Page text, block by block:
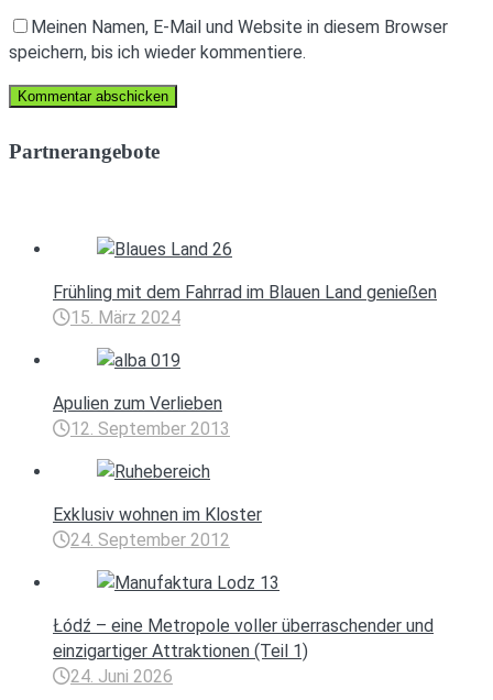
Meinen Namen, E-Mail und Website in diesem Browser
speichern, bis ich wieder kommentiere.
Partnerangebote
Frühling mit dem Fahrrad im Blauen Land genießen
15. März 2024
Apulien zum Verlieben
12. September 2013
Exklusiv wohnen im Kloster
24. September 2012
Łódź – eine Metropole voller überraschender und
einzigartiger Attraktionen (Teil 1)
24. Juni 2026